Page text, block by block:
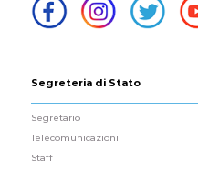
Segreteria di Stato
Segretario
Telecomunicazioni
Staff